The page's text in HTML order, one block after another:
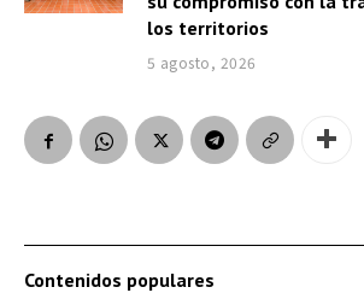
los territorios
5 agosto, 2026
Contenidos populares